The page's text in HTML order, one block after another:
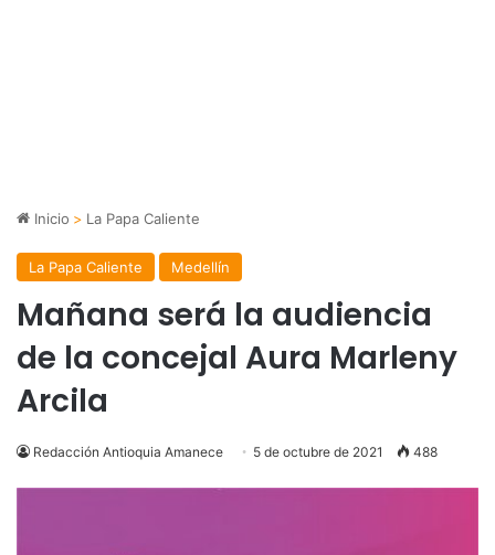
Inicio > La Papa Caliente
La Papa Caliente Medellín
Mañana será la audiencia
de la concejal Aura Marleny
Arcila
Redacción Antioquia Amanece 5 de octubre de 2021 488